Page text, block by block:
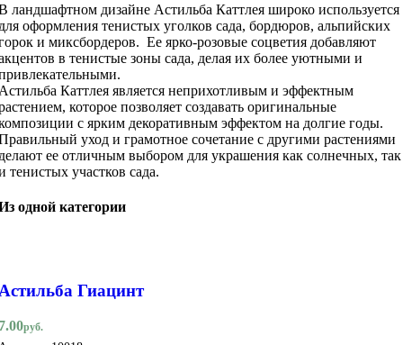
ландшафтном дизайне Астильба Каттлея широко используется
оформления тенистых уголков сада, бордюров, альпийских
и миксбордеров. Ее ярко-розовые соцветия добавляют
в тенистые зоны сада, делая их более уютными и
Каттлея является неприхотливым и эффектным
которое позволяет создавать оригинальные
с ярким декоративным эффектом на долгие годы.
уход и грамотное сочетание с другими растениями
ее отличным выбором для украшения как солнечных, так
тенистых участков сада.
одной категории
Гиацинт
руб.